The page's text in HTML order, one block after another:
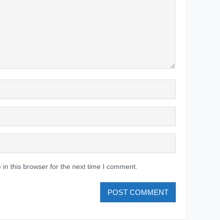
this browser for the next time I comment.